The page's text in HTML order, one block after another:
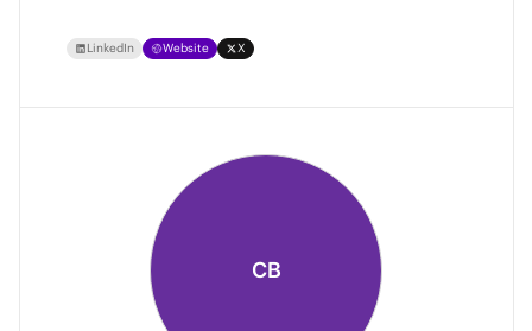
LinkedIn Website X
CB